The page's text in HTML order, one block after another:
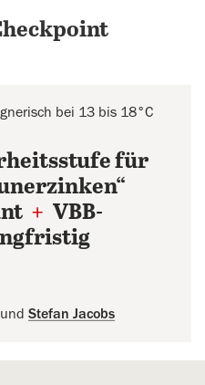
bei 13 bis 18°C
für
+ VBB-
und Stefan Jacobs